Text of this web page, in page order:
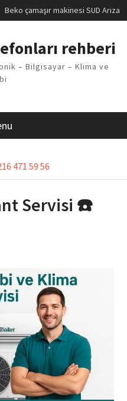
Beko çamaşır makinesi SUD Arıza
Kodu
Kodu
Arızası Çözümü
E02 Arıza Kodu Regal kombi
Viessmann kombi F3 Hatası
Çözüm Yöntemleri
rehberi
– Bilgisayar – Klima ve
471 59 56
Servisi ☎️